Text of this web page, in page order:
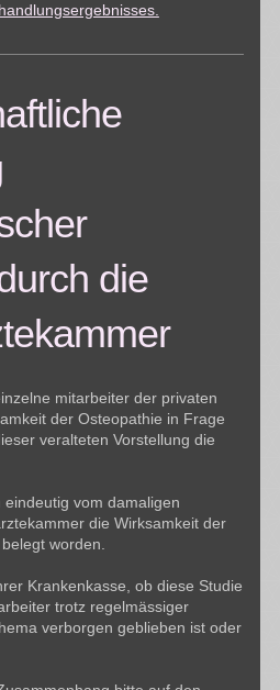
die
mitarbeiter der privaten
der Osteopathie in Frage
veralteten Vorstellung die
vom damaligen
die Wirksamkeit der
worden.
Krankenkasse, ob diese Studie
trotz regelmässiger
verborgen geblieben ist oder